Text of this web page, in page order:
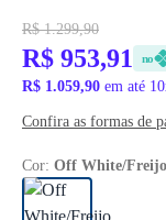
R$ 1.299,90
R$ 953,91 no
R$ 1.059,90 em até
Confira as formas de
Cor: Off White/